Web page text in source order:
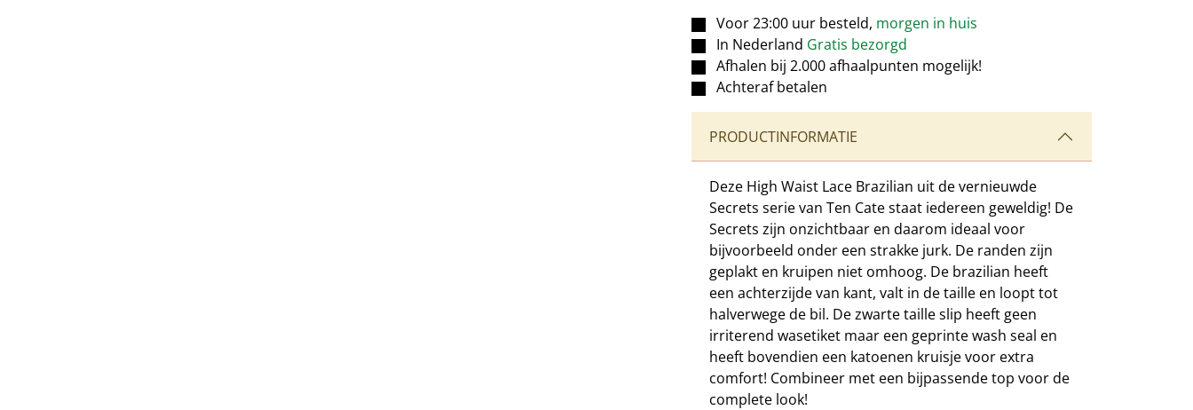
Voor 23:00 uur besteld, morgen in huis
In Nederland Gratis bezorgd
Afhalen bij 2.000 afhaalpunten mogelijk!
Achteraf betalen
PRODUCTINFORMATIE
Deze High Waist Lace Brazilian uit de vernieuwde
Secrets serie van Ten Cate staat iedereen geweldig! De
Secrets zijn onzichtbaar en daarom ideaal voor
bijvoorbeeld onder een strakke jurk. De randen zijn
geplakt en kruipen niet omhoog. De brazilian heeft
een achterzijde van kant, valt in de taille en loopt tot
halverwege de bil. De zwarte taille slip heeft geen
irriterend wasetiket maar een geprinte wash seal en
heeft bovendien een katoenen kruisje voor extra
comfort! Combineer met een bijpassende top voor de
complete look!